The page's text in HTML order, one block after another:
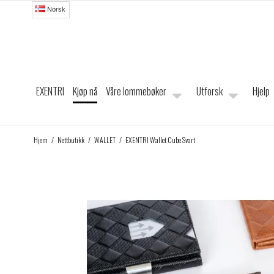
Norsk
EXENTRI Kjøp nå Våre lommebøker Utforsk Hjelp
Hjem / Nettbutikk / WALLET / EXENTRI Wallet Cube Svart